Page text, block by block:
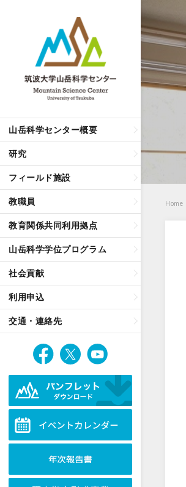
山岳科学センター概要
研究
フィールド施設
教職員
教育関係共同利用拠点
山岳科学学位プログラム
社会貢献
利用申込
交通・連絡先
Home